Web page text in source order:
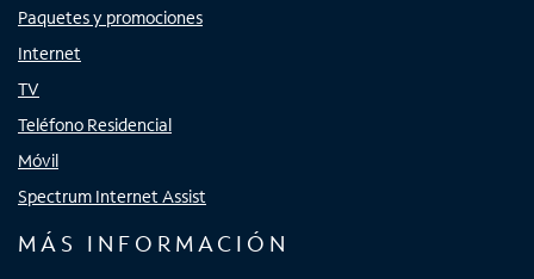
Paquetes y promociones
Internet
TV
Teléfono Residencial
Móvil
Spectrum Internet Assist
MÁS INFORMACIÓN